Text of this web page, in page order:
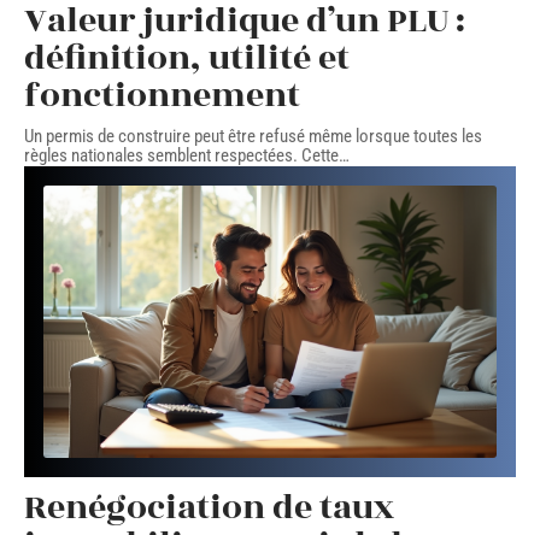
Valeur juridique d’un PLU :
définition, utilité et
fonctionnement
Un permis de construire peut être refusé même lorsque toutes les
règles nationales semblent respectées. Cette…
Renégociation de taux